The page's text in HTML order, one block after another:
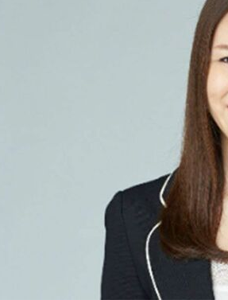
ー 皇室のイメージを悪